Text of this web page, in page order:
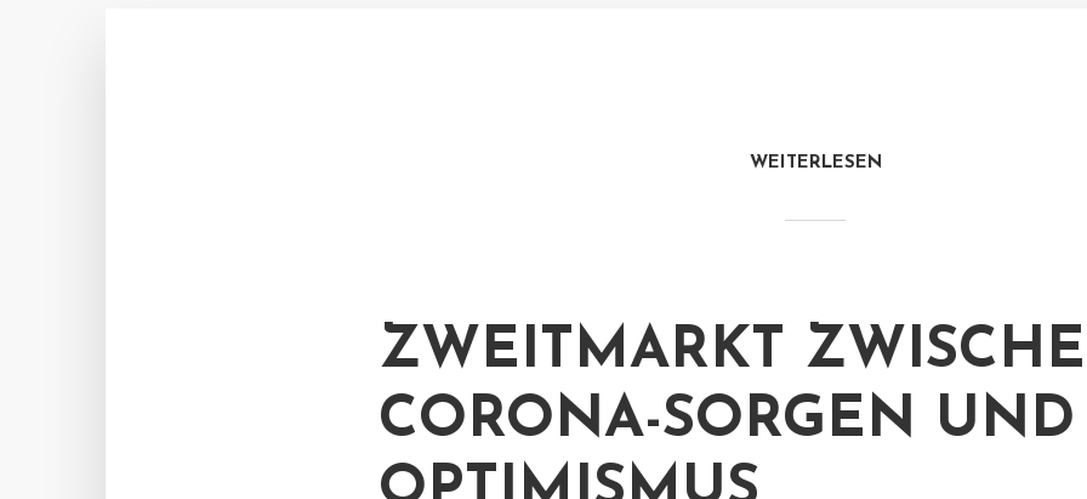
WEITERLESEN
ZWEITMARKT
CORONA-SORGEN UND